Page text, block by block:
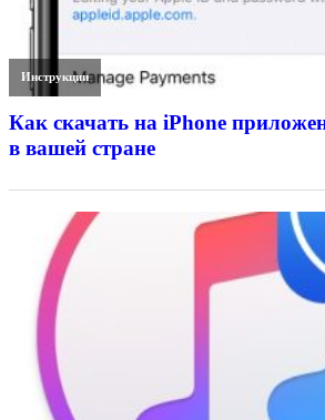
Инструкции
Как скачать на iPhone
в вашей стране